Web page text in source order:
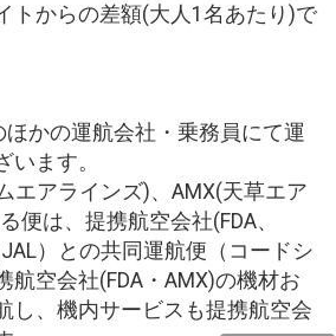
トからの差額(大人1名あたり)で
ほかの運航会社・乗務員にて運
います。
エアラインズ)、AMX(天草エア
便は、提携航空会社(FDA、
）との共同運航便（コードシ
航空会社(FDA・AMX)の機材お
し、機内サービスも提携航空会